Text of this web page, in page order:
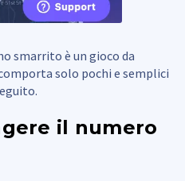
smarrito è un gioco da
solo pochi e semplici
il numero